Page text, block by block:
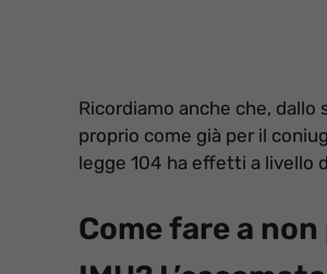
Ricordiamo anche che,
proprio come già per il
legge 104 ha effetti a livello
Come fare a